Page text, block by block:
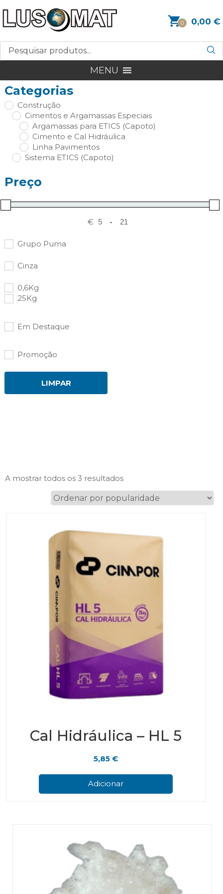
0 0,00 €
MENU
Categorias
Construção
Cimentos e Argamassas Especiais
Argamassas para ETICS (Capoto)
Cimento e Cal Hidráulica
Linha Pavimentos
Sistema ETICS (Capoto)
Preço
€ -
Grupo Puma
Cinza
0,6Kg
25Kg
Em Destaque
Promoção
LIMPAR
A mostrar todos os 3 resultadosOrdenado
popularidade
Cal Hidráulica – HL 5
5,85€
Adicionar